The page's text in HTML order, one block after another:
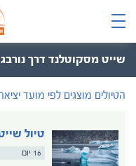
שייט מסקוטלנד דרך
הטיולים מוצגים לפי מועד
טיול
16 יום